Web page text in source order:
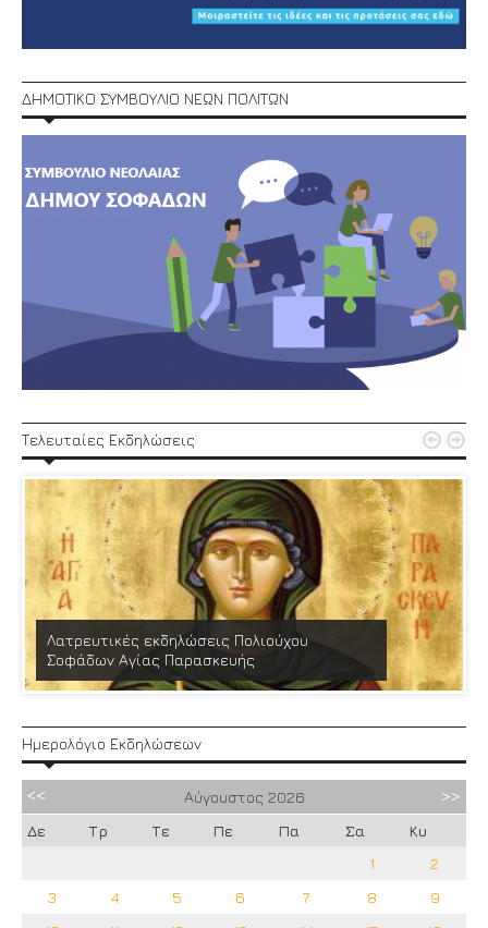
ΔΗΜΟΤΙΚΟ ΣΥΜΒΟΥΛΙΟ ΝΕΩΝ ΠΟΛΙΤΩΝ
Τελευταίες Εκδηλώσεις
Λατρευτικές εκδηλώσεις Πολιούχου
Σοφάδων Αγίας Παρασκευής
 
Ημερολόγιο Εκδηλώσεων
Αύγουστος 2026
Δε
Τρ Τε Πε Πα Σα
Κυ
1
2
3
4 5 6 7 8
9